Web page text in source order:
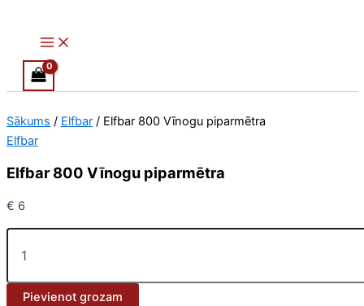
content
Sākums / Elfbar / Elfbar 800 Vīnogu piparmētra
Elfbar
Elfbar 800 Vīnogu piparmētra
€ 6
Vīnogu
daudzums
Pievienot grozam